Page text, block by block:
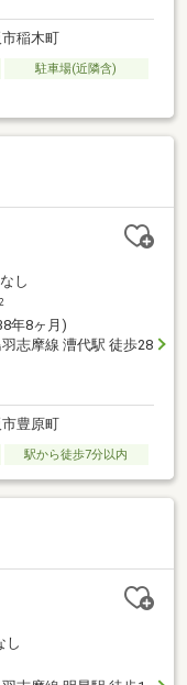
稲木町
駐車場(近隣含)
なし
2
年8ヶ月)
志摩線 漕代駅 徒歩28
豊原町
駅から徒歩7分以内
し